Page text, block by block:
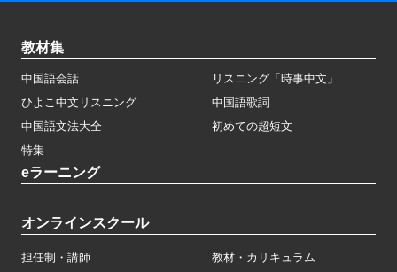
教材集
中国語会話
リスニング「時事中文」
ひよこ中文リスニング
中国語歌詞
中国語文法大全
初めての超短文
特集
eラーニング
オンラインスクール
担任制・講師 教材・カリキュラム